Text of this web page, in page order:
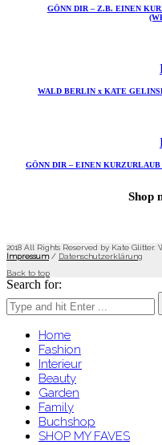
GÖNN DIR – Z.B. EINEN
WALD BERLIN x KATE
GÖNN DIR – EINEN
Shop
2018 All Rights Reserved by Kate Glitter.
Impressum/ Datenschutzerklärung
Back to top
Search for:
Home
Fashion
Interieur
Beauty
Garden
Family
Buchshop
SHOP MY FAVES